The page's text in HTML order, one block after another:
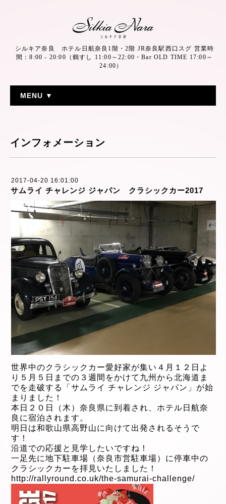
シルキア奈良 ホテル日航奈良1階・2階 JR奈良駅西口スグ 営業時
間：8:00 - 20:00（鶴すし 11:00～22:00・Bar OLD TIME 17:00～
24:00）
MENU ▼
インフォメーション
2017-04-20 16:01:00
サムライ チャレンジ ジャパン クラシックカー2017
世界中のクラシックカー愛好家が集い４月１２日よ
り５月５日までの３週間をかけて九州から北海道ま
でを走破する「サムライ チャレンジ ジャパン」が始
まりました！
本日２０日（木）奈良県に到着され、ホテル日航奈
良に宿泊されます。
明日は和歌山県高野山に向けて出発されるそうで
す！
沿道での応援と見学したいですね！
一足先に地下駐車場（奈良市営駐車場）に停車中の
クラシックカーを拝見いたしました！
http://rallyround.co.uk/the-samurai-challenge/